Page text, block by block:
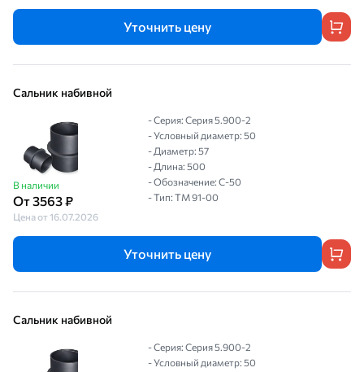
Уточнить цену
Сальник набивной
В наличии
От 3563 ₽
Цена от 16.07.2026
- Серия: Серия 5.900-2
- Условный диаметр: 50
- Диаметр: 57
- Длина: 500
- Обозначение: С-50
- Тип: ТМ 91-00
Уточнить цену
Сальник набивной
- Серия: Серия 5.900-2
- Условный диаметр: 50